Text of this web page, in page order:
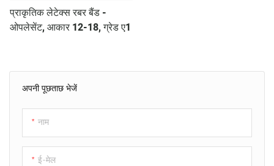
अपनी पूछताछ भेजें
नाम
ई-मेल
प्राकृतिक लेटेक्स रबर बैंड -
ओपलेसेंट, आकार 12-18, ग्रेड ए1